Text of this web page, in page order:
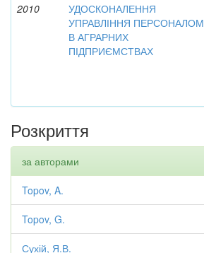
2010
УДОСКОНАЛЕННЯ
УПРАВЛІННЯ ПЕРСОНАЛОМ
В АГРАРНИХ
ПІДПРИЄМСТВАХ
Розкриття
за авторами
Topov, A.
Topov, G.
Сухій, Я.В.